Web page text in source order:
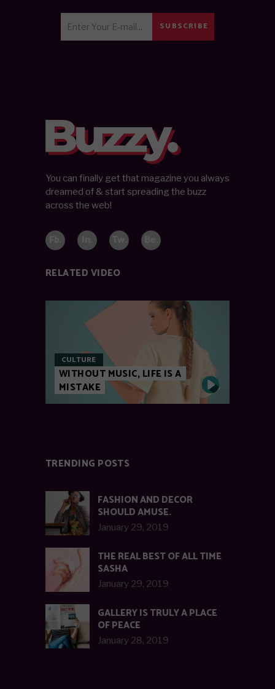
SUBSCRIBE
You can finally get that magazine you always
dreamed of & start spreading the buzz
across the web!
Tw.
RELATED VIDEO
CULTURE
WITHOUT MUSIC, LIFE IS A
MISTAKE
TRENDING POSTS
FASHION AND DECOR
SHOULD AMUSE.
January 29, 2019
THE REAL BEST OF ALL TIME
SASHA
January 29, 2019
GALLERY IS TRULY A PLACE
OF PEACE
January 28, 2019